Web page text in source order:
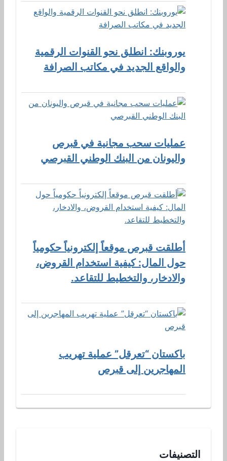
يوروبنك: انطلق نحو القنوات الرقمية
والواقع الجديد في مكاتب الصرافة
عمليات سحب مجانية في قبرص
واليونان من البنك الوطني القبرصي
أطلقت قبرص موقعاً إلكترونياً حكومياً
حول المال: كيفية استخدام القروض،
والادخار، والتخطيط للتقاعد.
باكستان “تعرقل” عملية تهريب
المهاجرين إلى قبرص
التصنيفات